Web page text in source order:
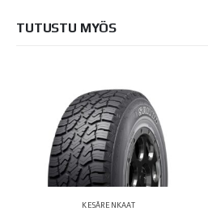
TUTUSTU MYÖS
KESÄRENKAAT